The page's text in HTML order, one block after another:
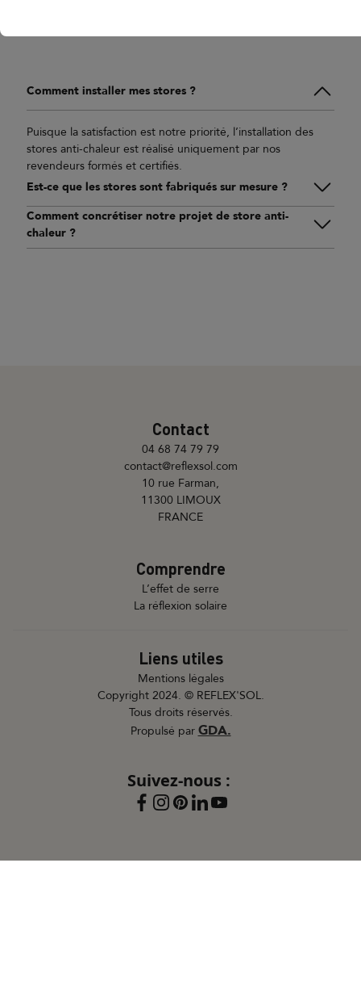
Comment installer mes stores ?
Puisque la satisfaction est notre priorité, l’installation des
stores anti-chaleur est réalisé uniquement par nos
revendeurs formés et certifiés.
Est-ce que les stores sont fabriqués sur mesure ?
Comment concrétiser notre projet de store anti-
chaleur ?
Contact
04 68 74 79 79
contact@reflexsol.com
10 rue Farman,
11300 LIMOUX
FRANCE
Comprendre
L’effet de serre
La réflexion solaire
Liens utiles
Mentions légales
Copyright 2024. © REFLEX'SOL.
Tous droits réservés.
Propulsé par GDA.
Suivez-nous :